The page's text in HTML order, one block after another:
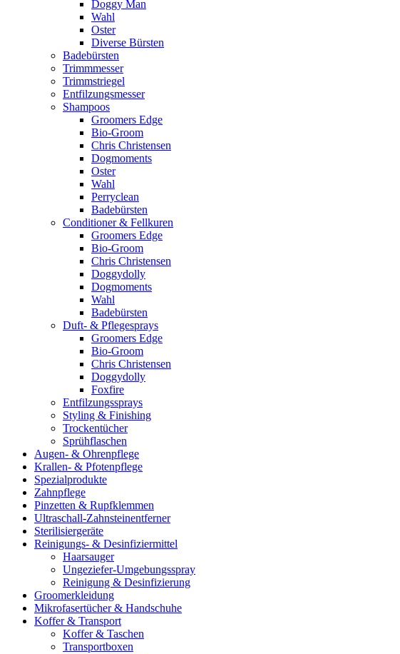
Doggy Man
Wahl
Oster
Diverse Bürsten
Badebürsten
Trimmmesser
Trimmstriegel
Entfilzungsmesser
Shampoos
Groomers Edge
Bio-Groom
Chris Christensen
Dogmoments
Oster
Wahl
Perryclean
Badebürsten
Conditioner & Fellkuren
Groomers Edge
Bio-Groom
Chris Christensen
Doggydolly
Dogmoments
Wahl
Badebürsten
Duft- & Pflegesprays
Groomers Edge
Bio-Groom
Chris Christensen
Doggydolly
Foxfire
Entfilzungssprays
Styling & Finishing
Trockentücher
Sprühflaschen
Augen- & Ohrenpflege
Krallen- & Pfotenpflege
Spezialprodukte
Zahnpflege
Pinzetten & Rupfklemmen
Ultraschall-Zahnsteinentferner
Sterilisiergeräte
Reinigungs- & Desinfiziermittel
Haarsauger
Ungeziefer-Umgebungsspray
Reinigung & Desinfizierung
Groomerkleidung
Mikrofasertücher & Handschuhe
Koffer & Transport
Koffer & Taschen
Transportboxen